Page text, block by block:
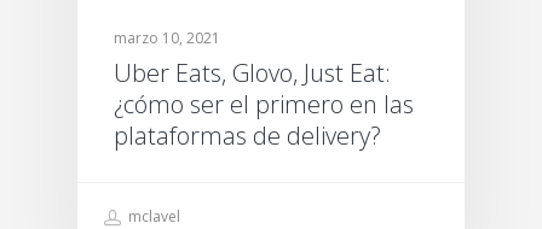
marzo 10, 2021
Uber Eats, Glovo, Just Eat:
¿cómo ser el primero en las
plataformas de delivery?
mclavel